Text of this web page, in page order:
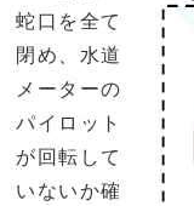
蛇口を全て
閉め、水道
メーターの
パイロット
が回転して
いないか確